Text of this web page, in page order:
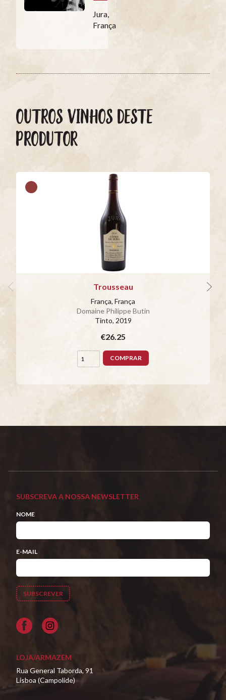
Jura,
França
OUTROS VINHOS DESTE
PRODUTOR
Trousseau
França, França
Domaine Philippe Butin
Tinto, 2019
€26.25
COMPRAR
SUBSCREVA A NOSSA NEWSLETTER
NOME
E-MAIL
Facebook
LOJA/ARMAZÉM
Rua General Taborda, 91
Lisboa (Campolide)